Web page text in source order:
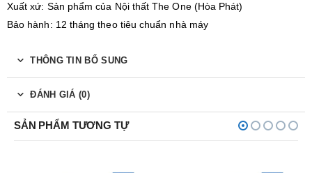
Xuất xứ: Sản phẩm của Nội thất The One (Hòa Phát)
Bảo hành: 12 tháng theo tiêu chuẩn nhà máy
THÔNG TIN BỔ SUNG
ĐÁNH GIÁ (0)
SẢN PHẨM TƯƠNG TỰ